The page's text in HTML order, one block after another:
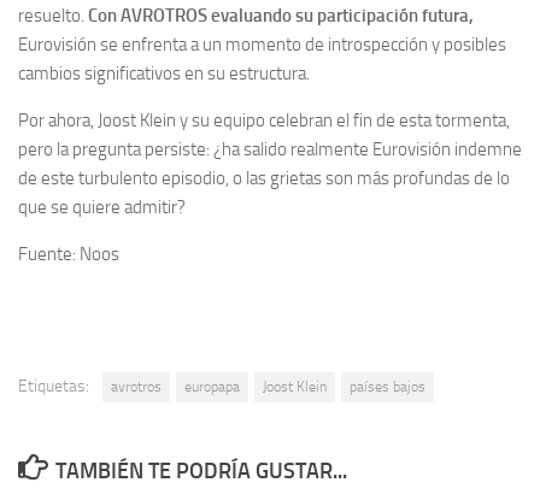
resuelto. Con AVROTROS evaluando su participación futura,
Eurovisión se enfrenta a un momento de introspección y posibles
cambios significativos en su estructura.
Por ahora, Joost Klein y su equipo celebran el fin de esta tormenta,
pero la pregunta persiste: ¿ha salido realmente Eurovisión indemne
de este turbulento episodio, o las grietas son más profundas de lo
que se quiere admitir?
Fuente: Noos
Etiquetas: avrotros europapa Joost Klein países bajos
TAMBIÉN TE PODRÍA GUSTAR...